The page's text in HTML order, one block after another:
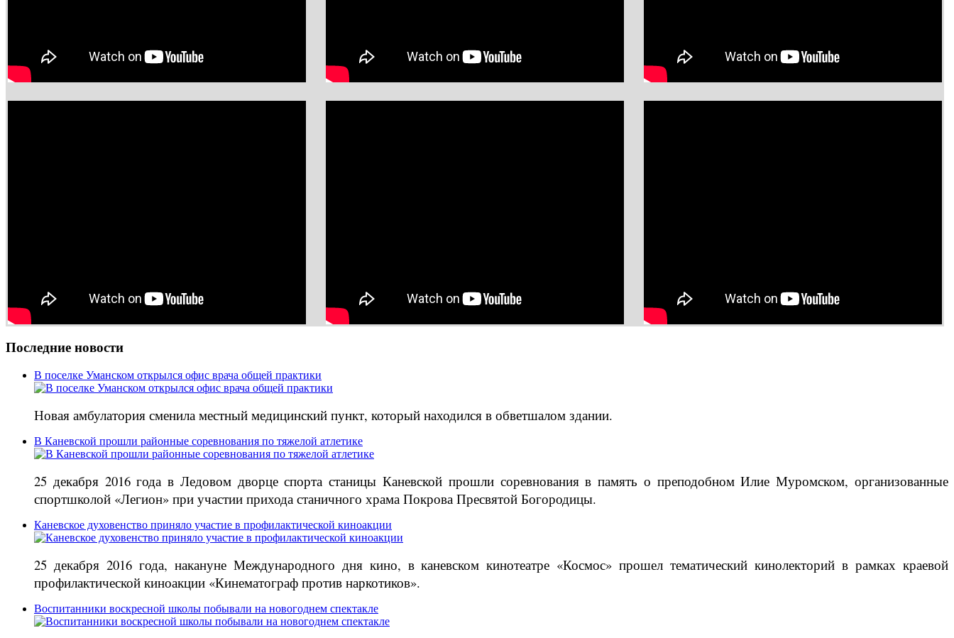
Последние новости
В поселке Уманском открылся офис врача общей практики
Новая амбулатория сменила местный медицинский пункт, который находился в обветшалом здании.
В Каневской прошли районные соревнования по тяжелой атлетике
25 декабря 2016 года в Ледовом дворце спорта станицы Каневской прошли соревнования в память о преподобном Илие Муромском, организованные
спортшколой «Легион» при участии прихода станичного храма Покрова Пресвятой Богородицы.
Каневское духовенство приняло участие в профилактической киноакции
25 декабря 2016 года, накануне Международного дня кино, в каневском кинотеатре «Космос» прошел тематический кинолекторий в рамках краевой
профилактической киноакции «Кинематограф против наркотиков».
Воспитанники воскресной школы побывали на новогоднем спектакле